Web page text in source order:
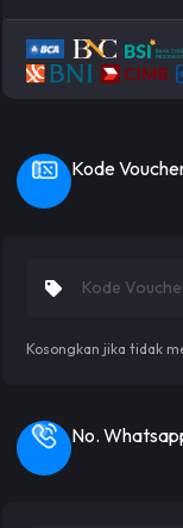
Kode
Kosongkan jika tidak
No.